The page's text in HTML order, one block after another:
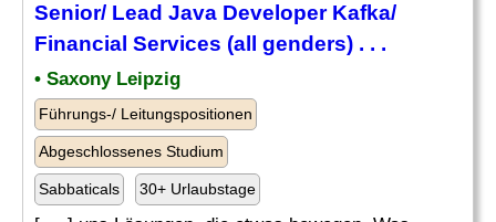
Senior/ Lead Java DeveloperKafka/
Financial Services (all genders) . . .
• Saxony Leipzig
Führungs-/ Leitungspositionen
Abgeschlossenes Studium
Sabbaticals 30+ Urlaubstage